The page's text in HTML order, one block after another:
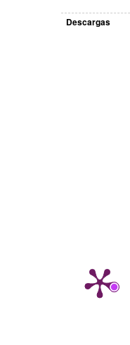
Descargas